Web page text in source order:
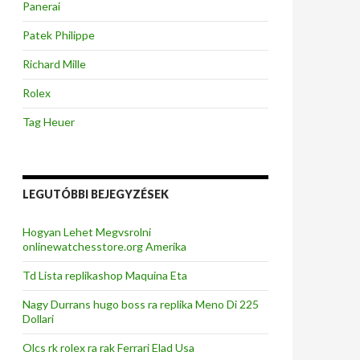
Panerai
Patek Philippe
Richard Mille
Rolex
Tag Heuer
LEGUTÓBBI BEJEGYZÉSEK
Hogyan Lehet Megvsrolni
onlinewatchesstore.org Amerika
Td Lista replikashop Maquina Eta
Nagy Durrans hugo boss ra replika Meno Di 225
Dollari
Olcs rk rolex ra rak Ferrari Elad Usa